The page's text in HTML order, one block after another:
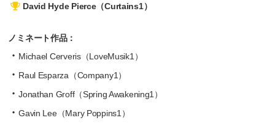
David Hyde Pierce（Curtains1）
ノミネート作品：
Michael Cerveris（LoveMusik1）
Raul Esparza（Company1）
Jonathan Groff（Spring Awakening1）
Gavin Lee（Mary Poppins1）